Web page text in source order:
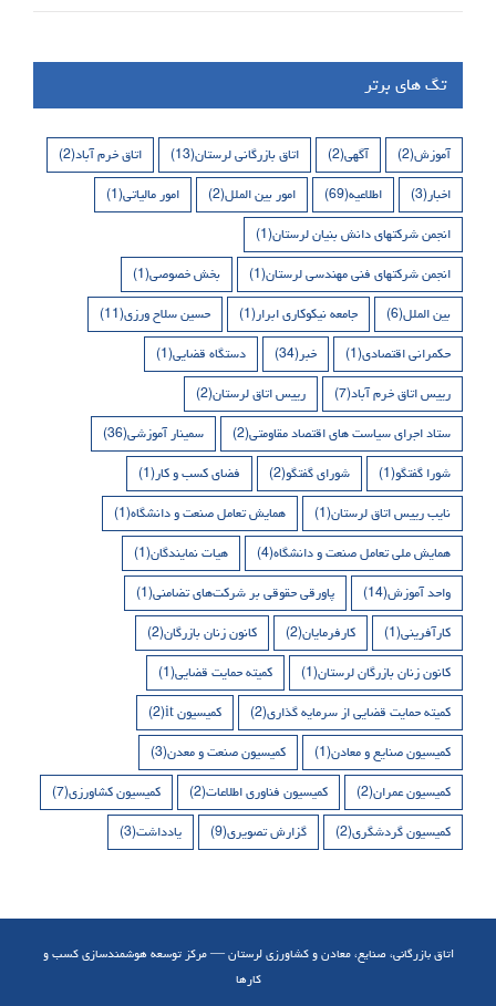
تگ های برتر
آموزش(2) آگهی(2) اتاق بازرگانی لرستان(13) اتاق خرم آباد(2)
اخبار(3) اطلاعیه(69) امور بین الملل(2) امور مالیاتی(1)
انجمن شرکتهای دانش بنیان لرستان(1)
انجمن شرکتهای فنی مهندسی لرستان(1) بخش خصوصی(1)
بین الملل(6) جامعه نیکوکاری ابرار(1) حسین سلاح ورزی(11)
حکمرانی اقتصادی(1) خبر(34) دستگاه قضایی(1)
رییس اتاق خرم آباد(7) رییس اتاق لرستان(2)
ستاد اجرای سیاست های اقتصاد مقاومتی(2) سمینار آموزشی(36)
شورا گفتگو(1) شورای گفتگو(2) فضای کسب و کار(1)
نایب رییس اتاق لرستان(1) همایش تعامل صنعت و دانشگاه(1)
همایش ملی تعامل صنعت و دانشگاه(4) هیات نمایندگان(1)
واحد آموزش(14) پاورقی حقوقی بر شرکت‌های تضامنی(1)
کارآفرینی(1) کارفرمایان(2) کانون زنان بازرگان(2)
کانون زنان بازرگان لرستان(1) کمیته حمایت قضایی(1)
کمیته حمایت قضایی از سرمایه گذاری(2) کمیسیون it (2)
کمیسیون صنایع و معادن(1) کمیسیون صنعت و معدن(3)
کمیسیون عمران(2) کمیسیون فناوری اطلاعات(2) کمیسیون کشاورزی(7)
کمیسیون گردشگری(2) گزارش تصویری(9) یادداشت(3)
اتاق بازرگانی، صنایع، معادن و کشاورزی لرستان — مرکز توسعه هوشمندسازی کسب و
کارها